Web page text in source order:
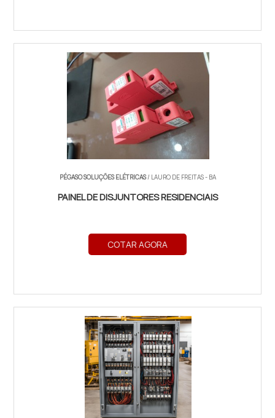
PÉGASO SOLUÇÕES ELÉTRICAS/ LAURO DE FREITAS - BA
PAINEL DE DISJUNTORES RESIDENCIAIS
COTAR AGORA